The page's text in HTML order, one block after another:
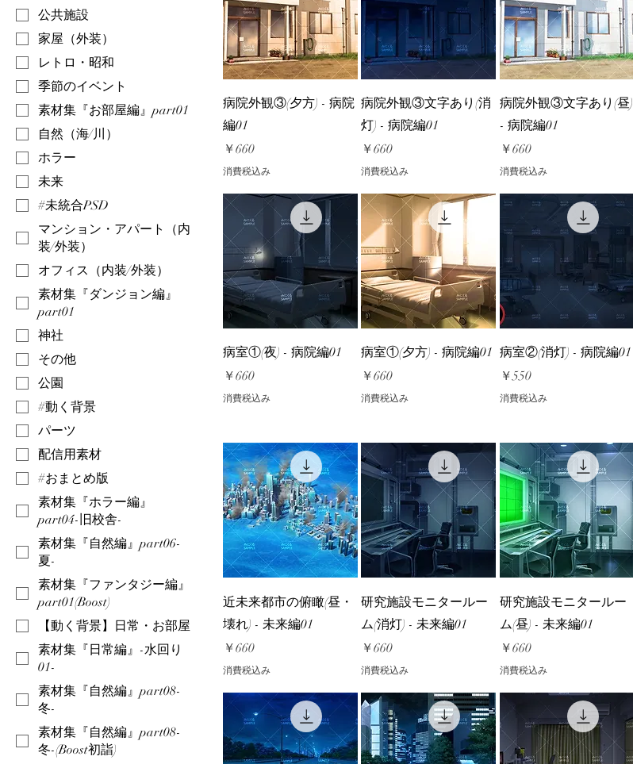
公共施設
家屋（外装）
レトロ・昭和
季節のイベント
素材集『お部屋編』part01
自然（海/川）
ホラー
未来
#未統合PSD
マンション・アパート（内
装/外装）
オフィス（内装/外装）
素材集『ダンジョン編』
part01
神社
その他
公園
#動く背景
パーツ
配信用素材
#おまとめ版
素材集『ホラー編』
part04-旧校舎-
素材集『自然編』part06-
夏-
素材集『ファンタジー編』
part01(Boost)
【動く背景】日常・お部屋
素材集『日常編』-水回り
01-
素材集『自然編』part08-
冬-
素材集『自然編』part08-
冬-(Boost初詣)
病院外観③(夕方) - 病院
編01
価格
￥660
消費税込み
病院外観③文字あり(消
灯) - 病院編01
価格
￥660
消費税込み
病院外観③文字あり(昼)
- 病院編01
価格
￥660
消費税込み
病室①(夜) - 病院編01
価格
￥660
消費税込み
病室①(夕方) - 病院編01
価格
￥660
消費税込み
病室②(消灯) - 病院編01
価格
￥550
消費税込み
近未来都市の俯瞰(昼・
壊れ) - 未来編01
価格
￥660
消費税込み
研究施設モニタールー
ム(消灯) - 未来編01
価格
￥660
消費税込み
研究施設モニタールー
ム(昼) - 未来編01
価格
￥660
消費税込み